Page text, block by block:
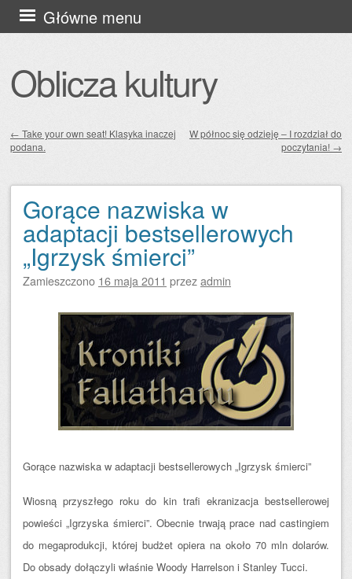
Oblicza kultury
Główne menu
Przejdź
do
Zobacz wpisy
← Take your own seat! Klasyka inaczej
podana.
W północ się odzieję – I rozdział do
poczytania! →
Gorące nazwiska w
adaptacji bestsellerowych
„Igrzysk śmierci”
Zamieszczono 16 maja 2011 przezadmin
Gorące nazwiska w adaptacji bestsellerowych „Igrzysk śmierci”
Wiosną przyszłego roku do kin trafi ekranizacja bestsellerowej
powieści „Igrzyska śmierci”. Obecnie trwają prace nad castingiem
do megaprodukcji, której budżet opiera na około 70 mln dolarów.
Do obsady dołączyli właśnie Woody Harrelson i Stanley Tucci.